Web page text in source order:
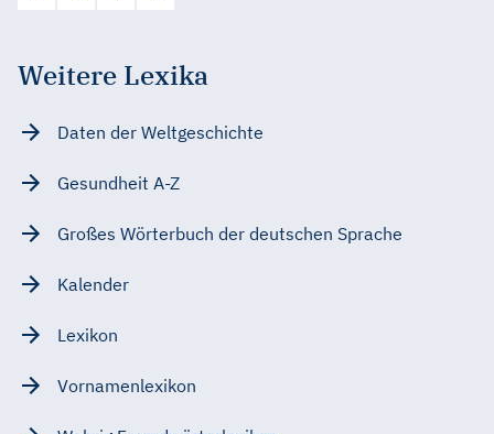
Weitere Lexika
Daten der Weltgeschichte
Gesundheit A-Z
Großes Wörterbuch der deutschen Sprache
Kalender
Lexikon
Vornamenlexikon